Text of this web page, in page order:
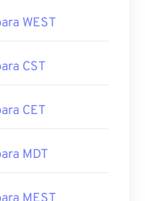
WEST
CST
CET
MDT